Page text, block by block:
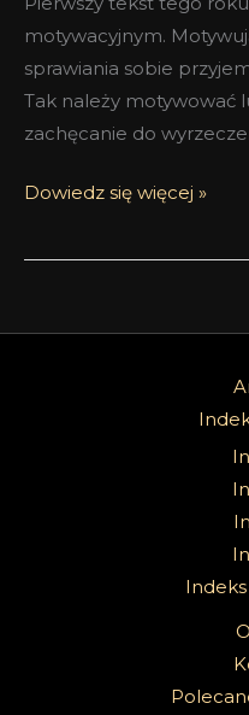
motywacyjnym.
sprawiania sobie
Tak należy motywować
zachęcanie do
Dowiedz się więcej »
Indeks